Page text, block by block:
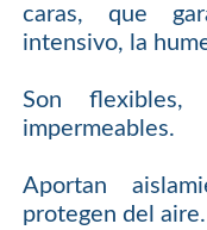
caras, que
intensivo, la
Son flexibles,
impermeables.
Aportan
protegen del aire.